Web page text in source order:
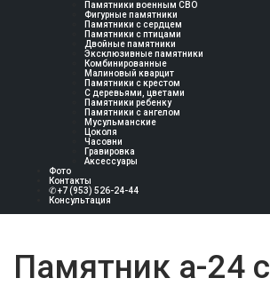
Памятники военным СВО
Фигурные памятники
Памятники с сердцем
Памятники с птицами
Двойные памятники
Эксклюзивные памятники
Комбинированные
Малиновый кварцит
Памятники с крестом
С деревьями, цветами
Памятники ребенку
Памятники с ангелом
Мусульманские
Цоколя
Часовни
Гравировка
Аксессуары
Фото
Контакты
✆ +7 (953) 526-24-44
Консультация
Памятник а-24 с